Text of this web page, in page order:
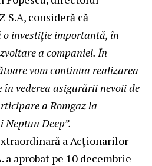
S.A, consideră că
investiție importantă, în
a companiei. În
vom continua realizarea
vederea asigurării nevoii de
a Romgaz la
Deep”.
a Acționarilor
a aprobat pe 10 decembrie